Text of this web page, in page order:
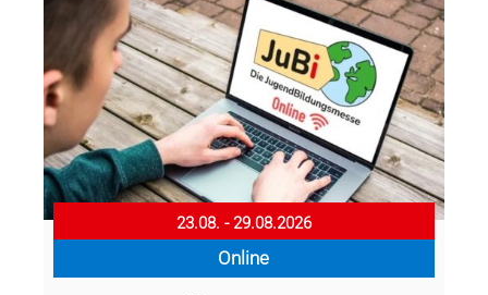
23.08. - 29.08.2026
Online